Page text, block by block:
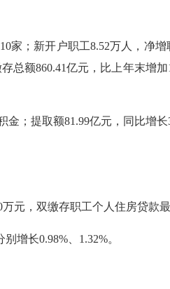
；新开户职工8.52万人，净增
总额860.41亿元，比上年末增
提取额81.99亿元，同比增长
，双缴存职工个人住房贷款最
增长0.98%、1.32%。